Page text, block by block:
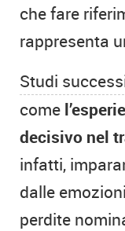
che fare
rappresenta
Studi
come
decisivo nel
infatti,
dalle
perdite